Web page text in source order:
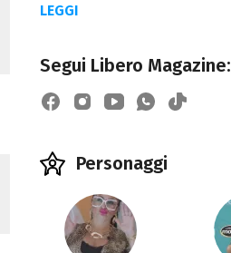
LEGGI
Segui Libero Magazine:
Personaggi